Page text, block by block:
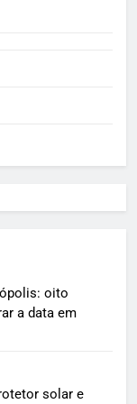
oito
a data em
solar e